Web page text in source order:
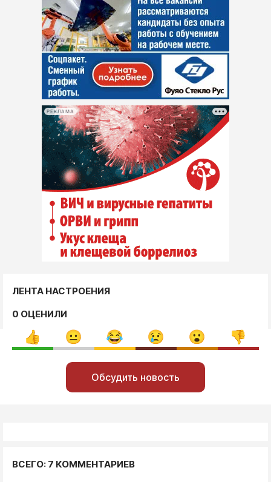
РЕКЛАМА
ЛЕНТА НАСТРОЕНИЯ
0 ОЦЕНИЛИ
Обсудить новость
ВСЕГО: 7 КОММЕНТАРИЕВ